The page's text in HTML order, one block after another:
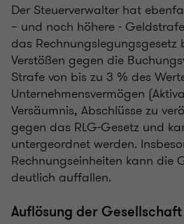
Der Steuerverwalter hat
– und noch höhere -
das Rechnungslegungsgesetz
Verstößen gegen die
Strafe von bis zu 3 % des
Unternehmensvermögen
Versäumnis, Abschlüsse zu
gegen das RLG-Gesetz und
untergeordnet werden.
Rechnungseinheiten kann die
deutlich auffallen.
Auflösung der